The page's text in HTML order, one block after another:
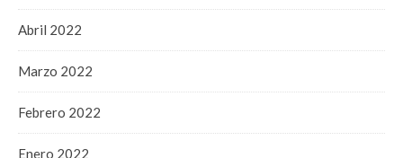
Abril 2022
Marzo 2022
Febrero 2022
Enero 2022